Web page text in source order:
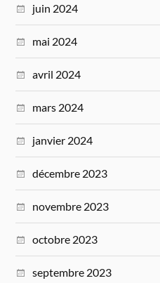
juin 2024
mai 2024
avril 2024
mars 2024
janvier 2024
décembre 2023
novembre 2023
octobre 2023
septembre 2023